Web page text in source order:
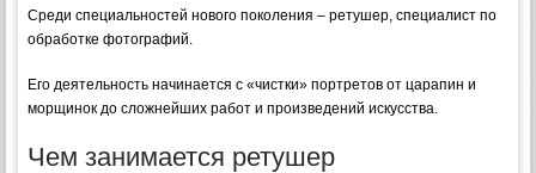
Среди специальностей нового поколения – ретушер, специалист по
обработке фотографий.
Его деятельность начинается с «чистки» портретов от царапин и
морщинок до сложнейших работ и произведений искусства.
Чем занимается ретушер